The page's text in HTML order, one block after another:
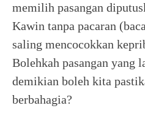
memilih pasangan
Kawin tanpa pacaran
saling mencocokkan
Bolehkah pasangan yang
demikian boleh kita
berbahagia?